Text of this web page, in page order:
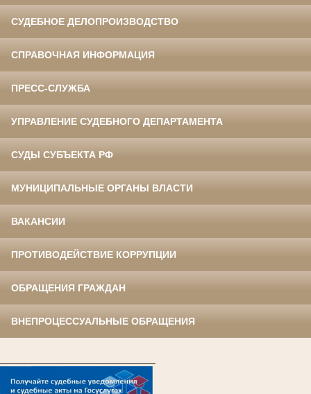
СУДЕБНОЕ ДЕЛОПРОИЗВОДСТВО
СПРАВОЧНАЯ ИНФОРМАЦИЯ
ПРЕСС-СЛУЖБА
УПРАВЛЕНИЕ СУДЕБНОГО ДЕПАРТАМЕНТА
СУДЫ СУБЪЕКТА РФ
МУНИЦИПАЛЬНЫЕ ОРГАНЫ ВЛАСТИ
ВАКАНСИИ
ПРОТИВОДЕЙСТВИЕ КОРРУПЦИИ
ОБРАЩЕНИЯ ГРАЖДАН
ВНЕПРОЦЕССУАЛЬНЫЕ ОБРАЩЕНИЯ